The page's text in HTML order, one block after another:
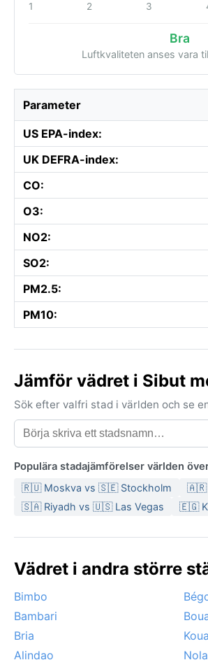
1 2 3
Bra
Luftkvaliteten anses vara
Parameter
US EPA-index:
UK DEFRA-index:
CO:
O3:
NO2:
SO2:
PM2.5:
PM10:
Jämför vädret i Sibut
Sök efter valfri stad i världen och se
Populära stadajämförelser världen
🇷🇺 Moskva vs 🇸🇪 Stockholm 🇦🇷
🇸🇦 Riyadh vs 🇺🇸 Las Vegas
🇪🇬
Vädret i andra större
Bimbo
Bambari
Bria
Alindao
Nola